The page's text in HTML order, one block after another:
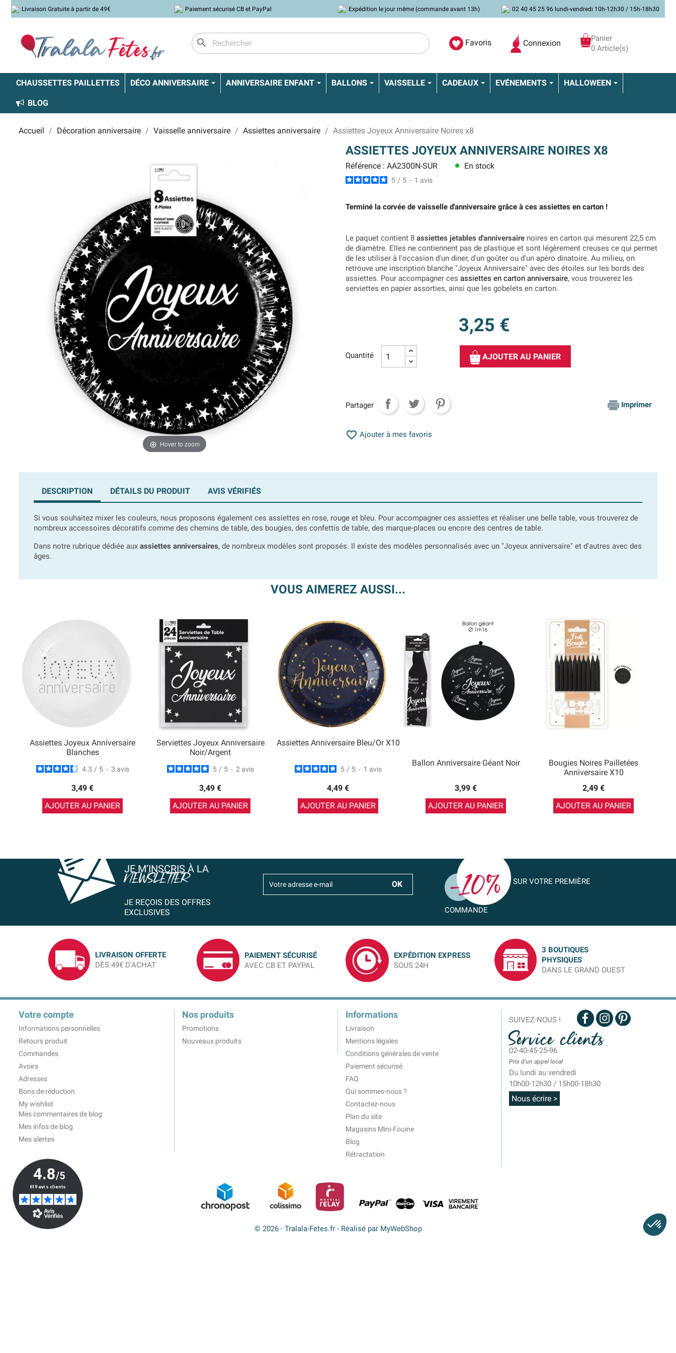
Livraison Gratuite à partir de 49€ Paiement sécurisé CB et PayPal Expédition le jour même (commande avant 13h) 02 40 45 25 96 lundi-vendredi 10h-12h30 / 15h-18h30
search Favoris Connexion
Panier
0 Article(s)
CHAUSSETTES PAILLETTES DÉCO ANNIVERSAIRE ANNIVERSAIRE ENFANT BALLONS VAISSELLE CADEAUX EVÉNEMENTS HALLOWEEN
BLOG
Accueil Décoration anniversaire Vaisselle anniversaire Assiettes anniversaire Assiettes Joyeux Anniversaire Noires x8
Hover to zoom
ASSIETTES JOYEUX ANNIVERSAIRE NOIRES X8
Référence : AA2300N-SUR lens En stock
5 / 5 - 1 avis
Terminé la corvée de vaisselle d'anniversaire grâce à ces assiettes en carton !
Le paquet contient 8 assiettes jetables d'anniversaire noires en carton qui mesurent 22,5 cm
de diamètre. Elles ne contiennent pas de plastique et sont légèrement creuses ce qui permet
de les utiliser à l'occasion d'un diner, d'un goûter ou d'un apéro dinatoire. Au milieu, on
retrouve une inscription blanche "Joyeux Anniversaire" avec des étoiles sur les bords des
assiettes. Pour accompagner ces assiettes en carton anniversaire, vous trouverez les
serviettes en papier assorties, ainsi que les gobelets en carton.
3,25 €
Quantité AJOUTER AU PANIER
Partager Imprimer
 Ajouter à mes favoris
DESCRIPTION DÉTAILS DU PRODUIT AVIS VÉRIFIÉS
Si vous souhaitez mixer les couleurs, nous proposons également ces assiettes en rose, rouge et bleu. Pour accompagner ces assiettes et réaliser une belle table, vous trouverez de
nombreux accessoires décoratifs comme des chemins de table, des bougies, des confettis de table, des marque-places ou encore des centres de table.
Dans notre rubrique dédiée aux assiettes anniversaires, de nombreux modèles sont proposés. Il existe des modèles personnalisés avec un "Joyeux anniversaire" et d'autres avec des
âges.
VOUS AIMEREZ AUSSI...
Assiettes Joyeux Anniversaire
Blanches
4.3 / 5 - 3 avis
3,49 €
AJOUTER AU PANIER
Serviettes Joyeux Anniversaire
Noir/argent
5 / 5 - 2 avis
3,49 €
AJOUTER AU PANIER
Assiettes Anniversaire Bleu/Or X10
5 / 5 - 1 avis
4,49 €
AJOUTER AU PANIER
Ballon Anniversaire Géant Noir
3,99 €
AJOUTER AU PANIER
Bougies Noires Pailletées
Anniversaire X10
2,49 €
AJOUTER AU PANIER
JE M’INSCRIS À LA
NEWSLETTER
JE REÇOIS DES OFFRES
EXCLUSIVES
SUR VOTRE PREMIÈRE
COMMANDE
LIVRAISON OFFERTE
DÈS 49€ D'ACHAT
PAIEMENT SÉCURISÉ
AVEC CB ET PAYPAL
EXPÉDITION EXPRESS
SOUS 24H
3 BOUTIQUES
PHYSIQUES
DANS LE GRAND OUEST
Votre compte
Informations personnelles
Retours produit
Commandes
Avoirs
Adresses
Bons de réduction
My wishlist
Mes commentaires de blog
Mes infos de blog
Mes alertes
Nos produits
Promotions
Nouveaux produits
Informations
Livraison
Mentions légales
Conditions générales de vente
Paiement sécurisé
FAQ
Qui sommes-nous ?
Contactez-nous
Plan du site
Magasins Mini-Fouine
Blog
Rétractation
SUIVEZ-NOUS !
Service clients
02-40-45-25-96
Prix d'un appel local
Du lundi au vendredi
10h00-12h30 / 15h00-18h30
Nous écrire >
© 2026 - Tralala-Fetes.fr - Réalisé par MyWebShop